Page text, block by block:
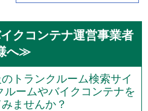
クコンテナ運営事業者
へ≫
トランクルーム検索サイ
ルームやバイクコンテナを
ませんか？